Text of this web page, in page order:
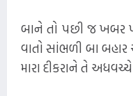
બાને તો પછી જ ખબર
વાતો સાંભળી બા
મારા દીકરાને તે અધવચ્ચે